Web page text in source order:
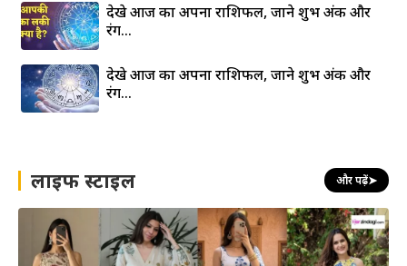
देखे आज का अपना राशिफल, जाने शुभ अंक और
रंग…
देखे आज का अपना राशिफल, जाने शुभ अंक और
रंग…
लाइफ स्टाइल और पढ़ें➤